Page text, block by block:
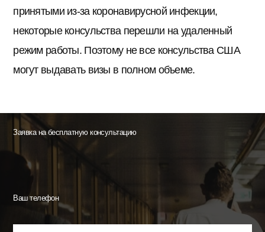
принятыми из-за коронавирусной инфекции,
некоторые консульства перешли на удаленный
режим работы. Поэтому не все консульства США
могут выдавать визы в полном объеме.
Заявка на бесплатную консультацию
Ваш телефон